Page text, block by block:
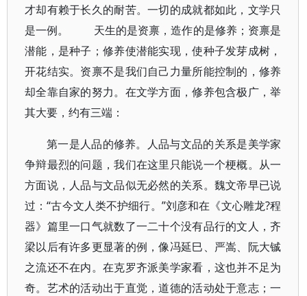
才却有赖于长久的耐苦。一切的成就都如此，文学只
是一例。 天生的是资禀，造作的是修养；资禀是
潜能，是种子；修养使潜能实现，使种子发芽成树，
开花结实。资禀不是我们自己力量所能控制的，修养
却全靠自家的努力。在文学方面，修养包含极广，举
其大要，约有三端：
第一是人品的修养。人品与文品的关系是美学家
争辩最烈的问题，我们在这里只能说一个梗概。从一
方面说，人品与文品似无必然的关系。魏文帝早已说
过：“古今文人类不护细行。”刘彦和在《文心雕龙?程
器》篇里一口气就数了一二十个没有品行的文人，齐
梁以后有许多更显著的例，像冯延巳、严嵩、阮大铖
之流还不在内。在克罗齐派美学家看，这也并不足为
奇。艺术的活动出于直觉，道德的活动处于意志；一